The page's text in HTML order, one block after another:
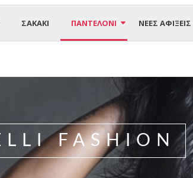
ΣΑΚΑΚΙ ΠΑΝΤΕΛΟΝΙ ΝΕΕΣ ΑΦΙΞΕΙΣ
FASHION